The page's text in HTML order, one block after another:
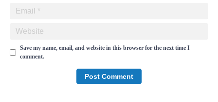
Save my name, email, and website in this browser for the next time I